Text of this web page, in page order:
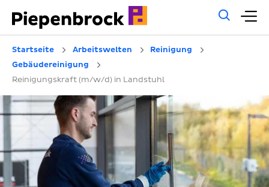
Startseite Arbeitswelten
Reinigung
Gebäudereinigung
Reinigungskraft (m/w/d) in Landstuhl